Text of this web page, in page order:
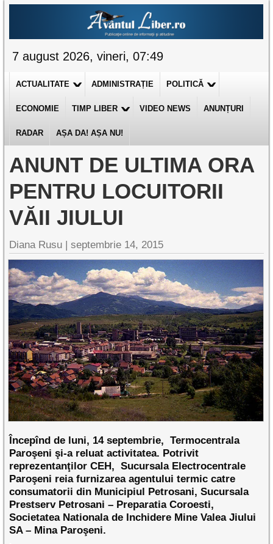
7 august 2026, vineri, 07:49
ACTUALITATE ADMINISTRAȚIE POLITICĂ
ECONOMIE TIMP LIBER VIDEO NEWS ANUNȚURI
RADAR AȘA DA! AȘA NU!
ANUNT DE ULTIMA ORA
PENTRU LOCUITORII
VĂII JIULUI
Diana Rusu |septembrie 14, 2015
Începînd de luni, 14 septembrie, Termocentrala
Paroşeni şi-a reluat activitatea. Potrivit
reprezentanţilor CEH, Sucursala Electrocentrale
Paroşeni reia furnizarea agentului termic catre
consumatorii din Municipiul Petrosani, Sucursala
Prestserv Petrosani – Preparatia Coroesti,
Societatea Nationala de Inchidere Mine Valea Jiului
SA – Mina Paroşeni.